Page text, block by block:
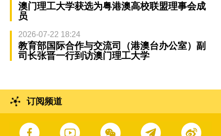
澳门理工大学获选为粤港澳高校联盟理事会成
员
2026-07-22 18:24
教育部国际合作与交流司（港澳台办公室）副
司长张晋一行到访澳门理工大学
订阅频道